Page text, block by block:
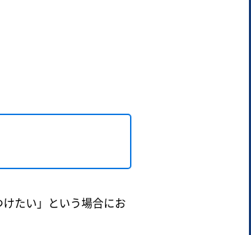
たい」という場合にお